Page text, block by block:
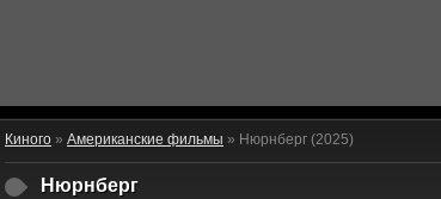
Киного » Американские фильмы » Нюрнберг (2025)
Нюрнберг